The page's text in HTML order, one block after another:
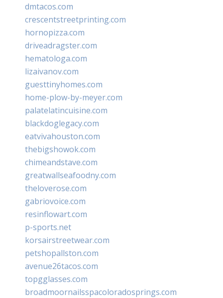
dmtacos.com
crescentstreetprinting.com
hornopizza.com
driveadragster.com
hematologa.com
lizaivanov.com
guesttinyhomes.com
home-plow-by-meyer.com
palatelatincuisine.com
blackdoglegacy.com
eatvivahouston.com
thebigshowok.com
chimeandstave.com
greatwallseafoodny.com
theloverose.com
gabriovoice.com
resinflowart.com
p-sports.net
korsairstreetwear.com
petshopallston.com
avenue26tacos.com
topgglasses.com
broadmoornailsspacoloradosprings.com